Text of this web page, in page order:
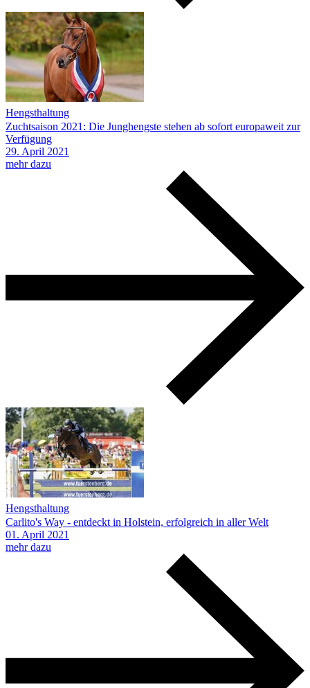
Hengsthaltung
Zuchtsaison 2021: Die Junghengste stehen ab sofort europaweit zur
Verfügung
29. April 2021
mehr dazu
Hengsthaltung
Carlito's Way - entdeckt in Holstein, erfolgreich in aller Welt
01. April 2021
mehr dazu